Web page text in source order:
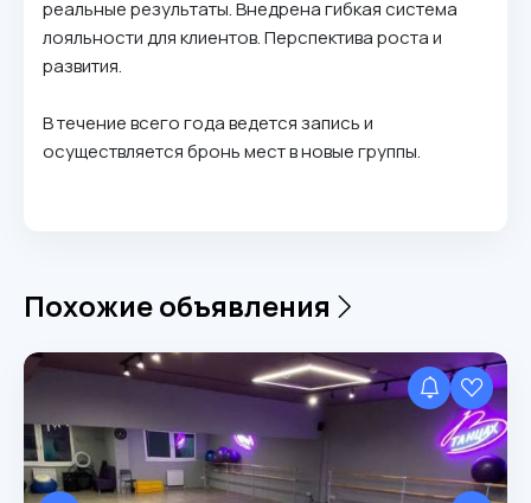
реальные результаты. Внедрена гибкая система
лояльности для клиентов. Перспектива роста и
развития.
В течение всего года ведется запись и
осуществляется бронь мест в новые группы.
Похожие объявления